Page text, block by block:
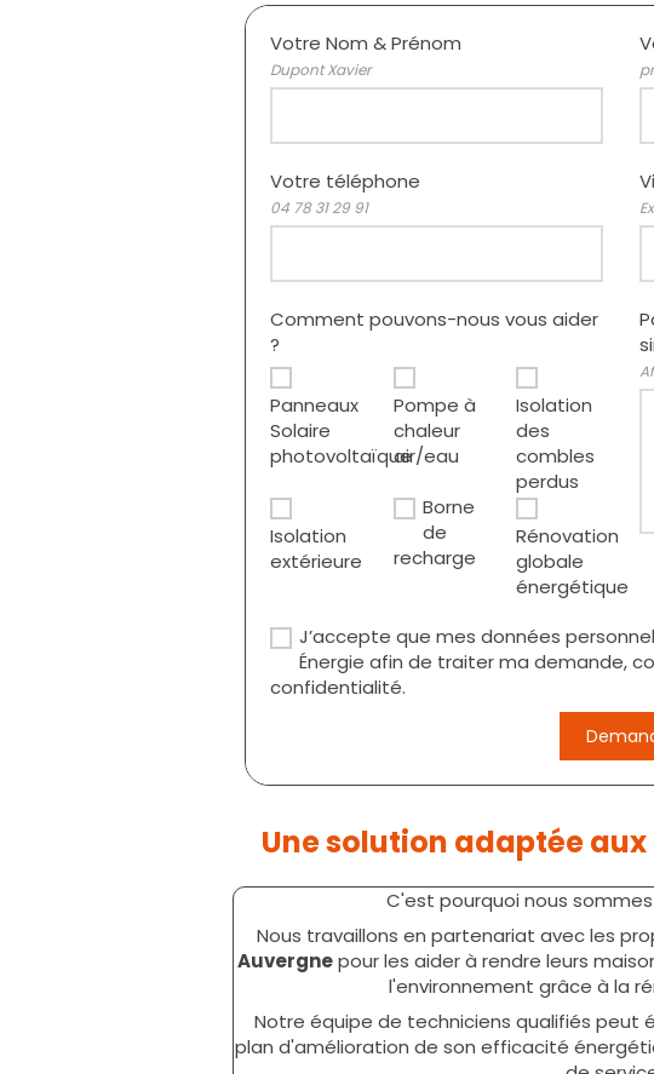
Votre Nom & Prénom
Dupont Xavier
Votre téléphone
04 78 31 29 91
Comment pouvons-nous vous aider
?
Panneaux
Solaire
photovoltaïque
Pompe à
chaleur
air/eau
Isolation
des
combles
perdus
Isolation
extérieure
Borne
de
recharge
Rénovation
globale
énergétique
J’accepte que mes données
Énergie afin de traiter ma demande,
confidentialité.
Une solution adaptée
C'est pourquoi nous
Nous travaillons en partenariat avec les
Auvergnepour les aider à rendre leurs
l'environnement grâce à la
Notre équipe de techniciens qualifiés peut
plan d'amélioration de son efficacité